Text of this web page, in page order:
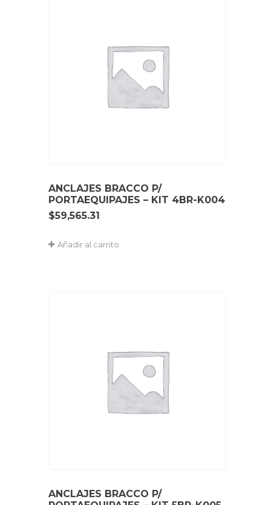
ANCLAJES BRACCO P/
PORTAEQUIPAJES – KIT 4BR-K004
$59,565.31
Añadir al carrito
ANCLAJES BRACCO P/